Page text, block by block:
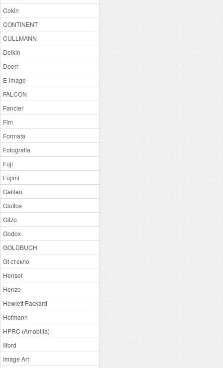
Cokin
CONTINENT
CULLMANN
Delkin
Doerr
E-image
FALCON
Fancier
Flm
Formata
Fotografia
Fuji
Fujimi
Galileo
Giottos
Gitzo
Godox
GOLDBUCH
Gt стекло
Hensel
Henzo
Hewlett Packard
Hofmann
HPRC (Amabilia)
Ilford
Image Art